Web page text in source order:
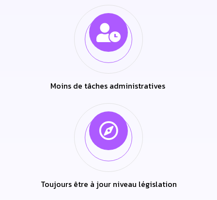
Moins de tâches administratives
Toujours être à jour niveau législation